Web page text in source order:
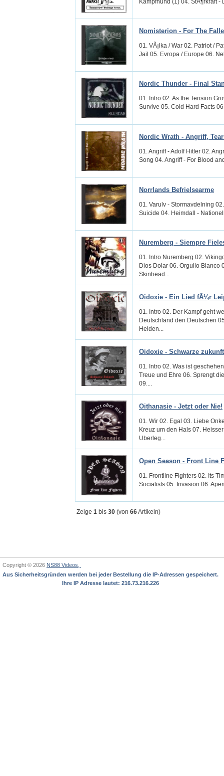
Nomisterion - For The
01. VÃ¡lka / War 02. Patriot /
Jail 05. Evropa / Europe 06.
Nordic Thunder - Final
01. Intro 02. As the Tension
Survive 05. Cold Hard Facts
Nordic Wrath - Angriff,
01. Angriff - Adolf Hitler 02.
Song 04. Angriff - For Blood
Norrlands Befrielsearme
01. Varulv - Stormavdelning
Suicide 04. Heimdall -
Nuremberg - Siempre
01. Intro Nuremberg 02.
Dios Dolar 06. Orgullo Blanco
Skinhead...
Oidoxie - Ein Lied fÃ¼r
01. Intro 02. Der Kampf geht
Deutschland den Deutschen
Helden...
Oidoxie - Schwarze zukunft
01. Intro 02. Was ist
Treue und Ehre 06. Sprengt
09....
Oithanasie - Jetzt oder Nie!
01. Wir 02. Egal 03. Liebe
Kreuz um den Hals 07.
Uberleg...
Open Season - Front Line
01. Frontline Fighters 02. Its
Socialists 05. Invasion 06.
Zeige 1 bis 30 (von 66Artikeln)
Copyright © 2026 NS88 Videos,
Aus Sicherheitsgründen werden bei jeder Bestellung die IP-Adressen gespeichert.
Ihre IP Adresse lautet: 216.73.216.226